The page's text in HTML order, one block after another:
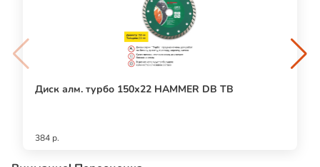
Диск алм. турбо 150х22 HAMMER DB TB
384 р.